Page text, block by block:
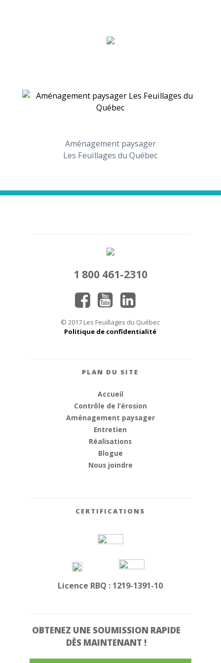
Aménagement paysager
Les Feuillages du Québec
1 800 461-2310
© 2017 Les Feuillages du Québec
Politique de confidentialité
PLAN DU SITE
Accueil
Contrôle de l’érosion
Aménagement paysager
Entretien
Réalisations
Blogue
Nous joindre
CERTIFICATIONS
Licence RBQ : 1219-1391-10
OBTENEZ UNE SOUMISSION RAPIDE
DÈS MAINTENANT !